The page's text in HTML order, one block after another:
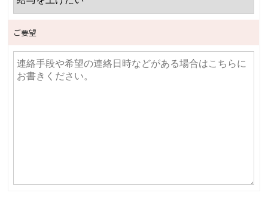
ご要望